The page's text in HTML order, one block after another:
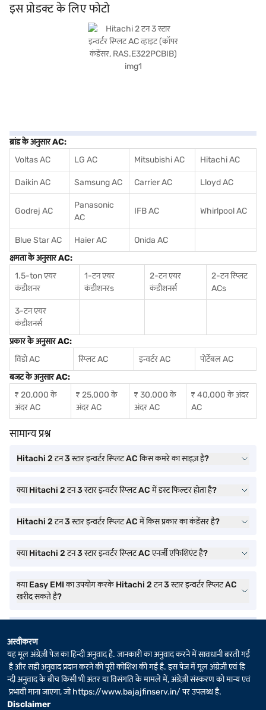
और कुशल कूलिंग समाधान चाहते हैं, जो परफॉर्मेंस और ऊर्जा बचत का मिश्रण प्रदान करते हैं.
Hitachi 2 टन 3 स्टार इन्वर्टर स्प्लिट AC के बारे में सब कुछ जानें. अपना पसंदीदा वेरिएंट चुनने के
बाद, आप बजाज मॉल पर एयर कंडीशनर देख सकते हैं और इसे बजाज फिनसर्व पार्टनर स्टोर से खरीद
सकते हैं. कुछ चरणों में अपनी योग्यता चेक करें और बिना किसी फाइनेंशियल तनाव के अपने पसंदीदा
इस प्रोडक्ट के लिए फोटो
ब्रांड के अनुसार AC:
Voltas AC
LG AC Mitsubishi AC Hitachi AC
Daikin AC Samsung AC Carrier AC Lloyd AC
Godrej AC
Panasonic
AC
IFB AC Whirlpool AC
Blue Star AC Haier AC
Onida AC
क्षमता के अनुसार AC:
1.5-ton एयर
कंडीशनर
1-टन एयर
कंडीशनरs
2-टन एयर
कंडीशनर्स
2-टन स्प्लिट
ACs
3-टन एयर
कंडीशनर्स
प्रकार के अनुसार AC:
विंडो AC
स्प्लिट AC इन्वर्टर AC
पोर्टेबल AC
बजट के अनुसार AC:
₹ 20,000 के
अंदर AC
₹ 25,000 के
अंदर AC
₹ 30,000 के
अंदर AC
₹ 40,000 के अंदर
AC
सामान्य प्रश्न
Hitachi 2 टन 3 स्टार इन्वर्टर स्प्लिट AC किस कमरे का साइज़ है?
क्या Hitachi 2 टन 3 स्टार इन्वर्टर स्प्लिट AC में डस्ट फिल्टर होता है?
Hitachi 2 टन 3 स्टार इन्वर्टर स्प्लिट AC में किस प्रकार का कंडेंसर है?
क्या Hitachi 2 टन 3 स्टार इन्वर्टर स्प्लिट AC एनर्जी एफिशिएंट है?
क्या Easy EMI का उपयोग करके Hitachi 2 टन 3 स्टार इन्वर्टर स्प्लिट AC
खरीद सकते हैं?
अस्वीकरण
यह मूल अंग्रेज़ी पेज का हिन्दी अनुवाद है. जानकारी का अनुवाद करने में सावधानी बरती गई
है और सही अनुवाद प्रदान करने की पूरी कोशिश की गई है. इस पेज में मूल अंग्रेज़ी एवं हि
न्दी अनुवाद के बीच किसी भी अंतर या विसंगति के मामले में, अंग्रेज़ी संस्करण को मान्य एवं
प्रभावी माना जाएगा, जोhttps://www.bajajfinserv.in/पर उपलब्ध है.
Disclaimer